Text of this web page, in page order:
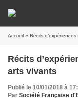
Accueil » Récits
Récits
arts vivants
Publié le 10/01/2018 à
Par Société Française